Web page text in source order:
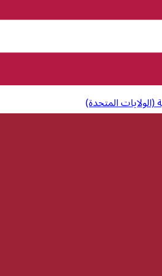
(الولايات المتحدة)